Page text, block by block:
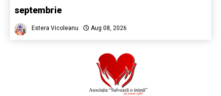
septembrie
Estera Vicoleanu Aug 08, 2026